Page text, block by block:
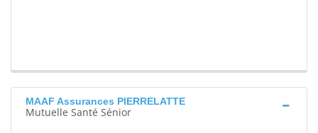
MAAF Assurances PIERRELATTE
Mutuelle Santé Sénior